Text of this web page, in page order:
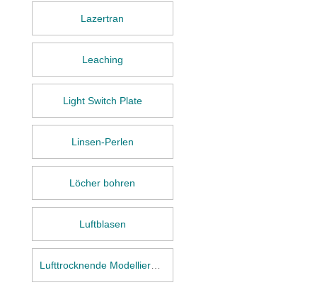
Lazertran
Leaching
Light Switch Plate
Linsen-Perlen
Löcher bohren
Luftblasen
Lufttrocknende Modelliermasse